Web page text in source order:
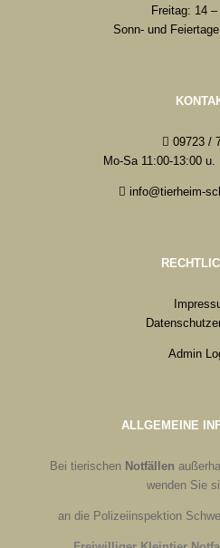
Freitag: 14
Sonn- und
09723 /
Mo-Sa 11:00-13:00
info@tierheim-
Admin
ALLGEMEINE
Bei tierischen Notfällen
wenden Sie
an die Polizeiinspektion